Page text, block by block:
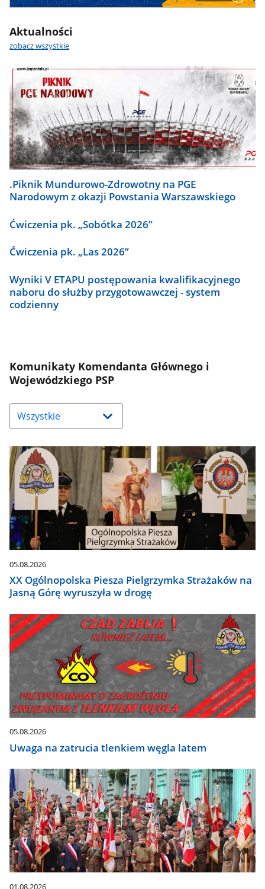
Aktualności
zobacz wszystkie
.Piknik Mundurowo-Zdrowotny na PGE
Narodowym z okazji Powstania Warszawskiego
Ćwiczenia pk. „Sobótka 2026”
Ćwiczenia pk. „Las 2026”
Wyniki V ETAPU postępowania kwalifikacyjnego
naboru do służby przygotowawczej - system
codzienny
Komunikaty Komendanta Głównego i
Wojewódzkiego PSP
Naciśnij
strzałkę
w
aby
wybrać
odpowiednią
pozycję.
Dane
zaktualizują
się
automatycznie.
05.08.2026
XX Ogólnopolska Piesza Pielgrzymka Strażaków na
Jasną Górę wyruszyła w drogę
05.08.2026
Uwaga na zatrucia tlenkiem węgla latem
01.08.2026